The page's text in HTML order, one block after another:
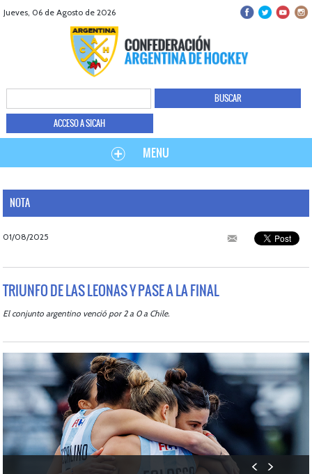
Jueves, 06 de Agosto de 2026
ACCESO A SICAH
MENU
NOTA
01/08/2025
TRIUNFO DE LAS LEONAS Y PASE A LA FINAL
El conjunto argentino venció por 2 a 0 a Chile.